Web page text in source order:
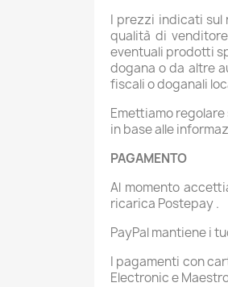
I prezzi indicati sul
qualità di
eventuali prodotti
dogana o da altre
fiscali o doganali
Emettiamo
in base alle
PAGAMENTO
Al momento
ricarica Postepay .
PayPal mantiene i
I pagamenti con
Electronic e